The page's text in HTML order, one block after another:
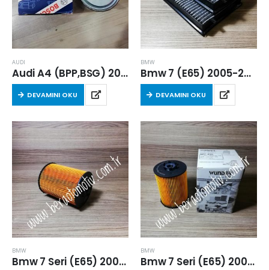
AUDI
Audi A4 (BPP,BSG) 2005-2008 Arası 2.7 TDI V6 Yakıt Filtresi
DEVAMINI OKU
BMW
Bmw 7 (E65) 2005-2008 Arası 740i Benzinli Kabin Filtresi
DEVAMINI OKU
BMW
Bmw 7 Seri (E65) 2005-2008 Arası 7.40 Benzinli Yağ Filtresi
BMW
Bmw 7 Seri (E65) 2005-2008 Arası 7.40 i Yağ Filtresi